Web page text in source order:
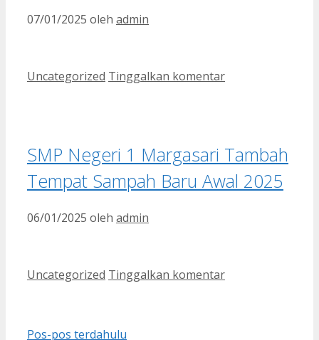
07/01/2025 oleh admin
Kategori
Uncategorized Tinggalkan komentar
SMP Negeri 1 Margasari Tambah
Tempat Sampah Baru Awal 2025
06/01/2025 oleh admin
Kategori
Uncategorized Tinggalkan komentar
Pos-pos terdahulu